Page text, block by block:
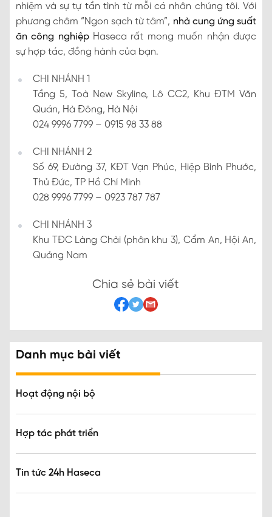
nhiệm và sự tự tần tình từ mỗi cá nhân chúng tôi. Với
phương châm “Ngon sạch từ tâm”, nhà cung ứng suất
ăn công nghiệpHaseca rất mong muốn nhận được
sự hợp tác, đồng hành của bạn.
CHI NHÁNH 1
Tầng 5, Toà New Skyline, Lô CC2, Khu ĐTM Văn
Quán, Hà Đông, Hà Nội
024 9996 7799 – 0915 98 33 88
CHI NHÁNH 2
Số 69, Đường 37, KĐT Vạn Phúc, Hiệp Bình Phước,
Thủ Đức, TP Hồ Chí Minh
028 9996 7799 – 0923 787 787
CHI NHÁNH 3
Khu TĐC Làng Chài (phân khu 3), Cẩm An, Hội An,
Quảng Nam
Chia sẻ bài viết
Danh mục bài viết
Hoạt động nội bộ
Hợp tác phát triển
Tin tức 24h Haseca